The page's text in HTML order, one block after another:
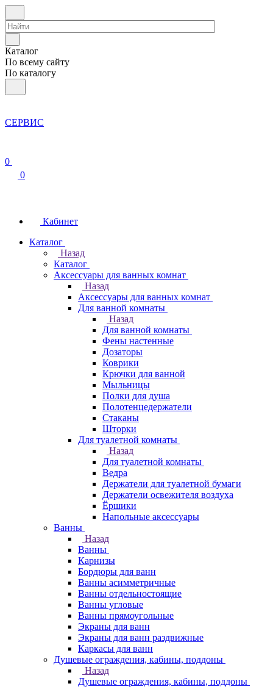
Каталог
По всему сайту
По каталогу
СЕРВИС
0
0
Кабинет
Каталог
Назад
Каталог
Аксессуары для ванных комнат
Назад
Аксессуары для ванных комнат
Для ванной комнаты
Назад
Для ванной комнаты
Фены настенные
Дозаторы
Коврики
Крючки для ванной
Мыльницы
Полки для душа
Полотенцедержатели
Стаканы
Шторки
Для туалетной комнаты
Назад
Для туалетной комнаты
Ведра
Держатели для туалетной бумаги
Держатели освежителя воздуха
Ёршики
Напольные аксессуары
Ванны
Назад
Ванны
Карнизы
Бордюры для ванн
Ванны асимметричные
Ванны отдельностоящие
Ванны угловые
Ванны прямоугольные
Экраны для ванн
Экраны для ванн раздвижные
Каркасы для ванн
Душевые ограждения, кабины, поддоны
Назад
Душевые ограждения, кабины, поддоны